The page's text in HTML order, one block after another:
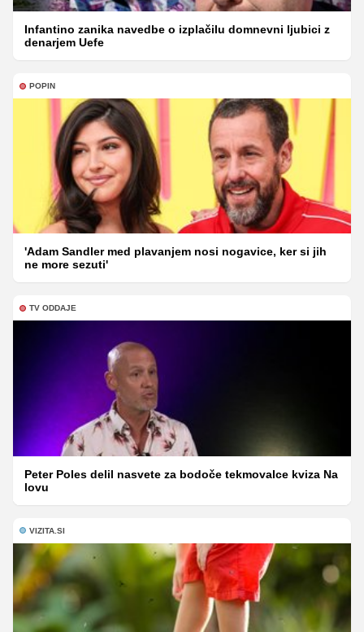
Infantino zanika navedbe o izplačilu domnevni ljubici z
denarjem Uefe
POPIN
'Adam Sandler med plavanjem nosi nogavice, ker si jih
ne more sezuti'
TV ODDAJE
Peter Poles delil nasvete za bodoče tekmovalce kviza Na
lovu
VIZITA.SI